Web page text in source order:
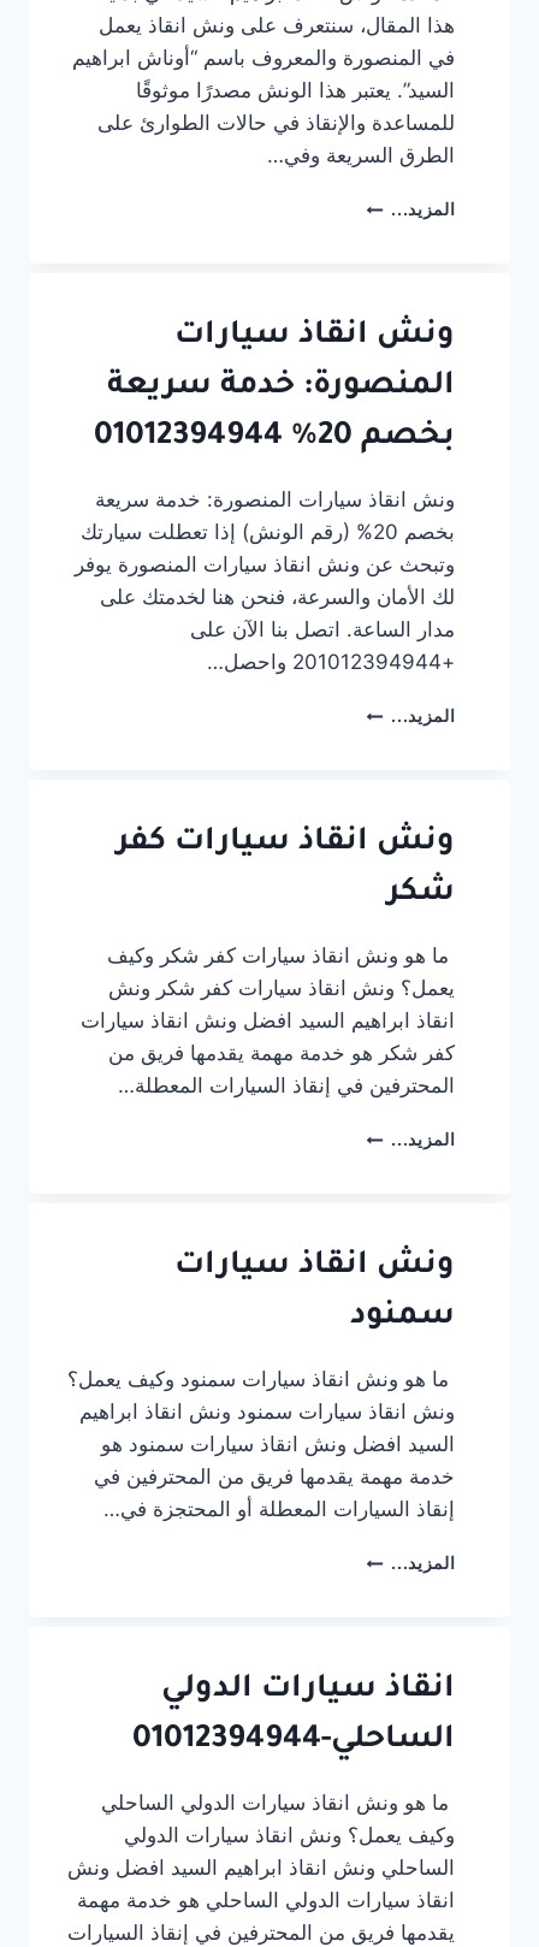
هذا المقال، سنتعرف على ونش انقاذ يعمل
في المنصورة والمعروف باسم “أوناش ابراهيم
السيد”. يعتبر هذا الونش مصدرًا موثوقًا
للمساعدة والإنقاذ في حالات الطوارئ على
الطرق السريعة وفي…
المزيد... ونش
ابراهيم
السيد
ونش انقاذ سيارات
المنصورة: خدمة سريعة
بخصم 20% 01012394944
ونش انقاذ سيارات المنصورة: خدمة سريعة
بخصم 20% (رقم الونش) إذا تعطلت سيارتك
وتبحث عن ونش انقاذ سيارات المنصورة يوفر
لك الأمان والسرعة، فنحن هنا لخدمتك على
مدار الساعة. اتصل بنا الآن على
+201012394944 واحصل…
المزيد... ونش
سريعة
بخصم
01012394944
ونش انقاذ سيارات كفر
شكر
ما هو ونش انقاذ سيارات كفر شكر وكيف
يعمل؟ ونش انقاذ سيارات كفر شكر ونش
انقاذ ابراهيم السيد افضل ونش انقاذ سيارات
كفر شكر هو خدمة مهمة يقدمها فريق من
المحترفين في إنقاذ السيارات المعطلة…
المزيد... ونش
ونش انقاذ سيارات
سمنود
ما هو ونش انقاذ سيارات سمنود وكيف يعمل؟
ونش انقاذ سيارات سمنود ونش انقاذ ابراهيم
السيد افضل ونش انقاذ سيارات سمنود هو
خدمة مهمة يقدمها فريق من المحترفين في
إنقاذ السيارات المعطلة أو المحتجزة في…
المزيد... ونش
انقاذ سيارات الدولي
الساحلي-01012394944
ما هو ونش انقاذ سيارات الدولي الساحلي
وكيف يعمل؟ ونش انقاذ سيارات الدولي
الساحلي ونش انقاذ ابراهيم السيد افضل ونش
انقاذ سيارات الدولي الساحلي هو خدمة مهمة
يقدمها فريق من المحترفين في إنقاذ السيارات